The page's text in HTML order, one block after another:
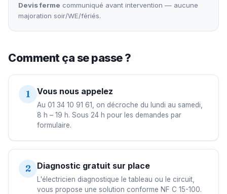
Devis ferme communiqué avant intervention — aucune
majoration soir/WE/fériés.
Comment ça se passe ?
1 Vous nous appelez
Au 01 34 10 91 61, on décroche du lundi au samedi,
8 h – 19 h. Sous 24 h pour les demandes par
formulaire.
2 Diagnostic gratuit sur place
L'électricien diagnostique le tableau ou le circuit,
vous propose une solution conforme NF C 15-100.